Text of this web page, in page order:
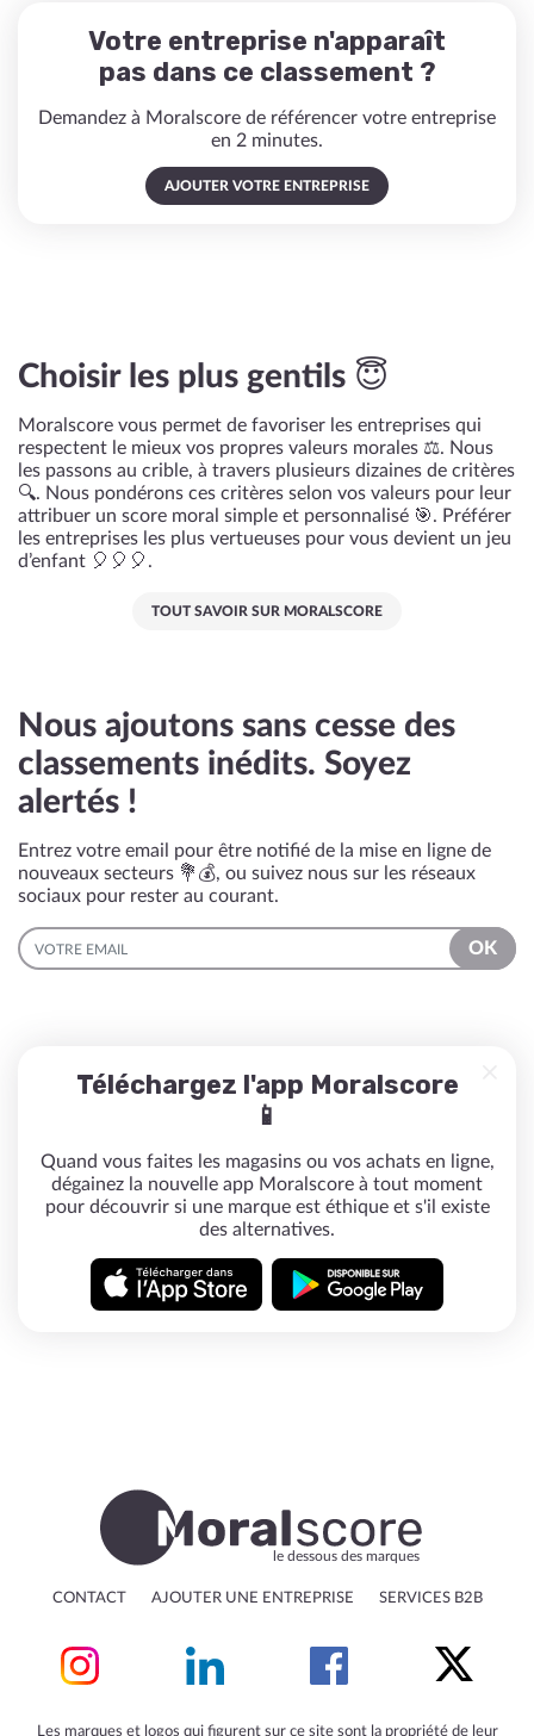
Votre entreprise n'apparaît
pas dans ce classement ?
Demandez à Moralscore de référencer votre entreprise
en 2 minutes.
AJOUTER VOTRE ENTREPRISE
Choisir les plus gentils 😇
Moralscore vous permet de favoriser les entreprises qui
respectent le mieux vos propres valeurs morales ⚖️. Nous
les passons au crible, à travers plusieurs dizaines de critères
🔍. Nous pondérons ces critères selon vos valeurs pour leur
attribuer un score moral simple et personnalisé 🎯. Préférer
les entreprises les plus vertueuses pour vous devient un jeu
d’enfant 🎈🎈🎈.
TOUT SAVOIR SUR MORALSCORE
Nous ajoutons sans cesse des
classements inédits. Soyez
alertés !
Entrez votre email pour être notifié de la mise en ligne de
nouveaux secteurs 💐💰, ou suivez nous sur les réseaux
sociaux pour rester au courant.
EMAIL
OK
Téléchargez l'app Moralscore
📱
Quand vous faites les magasins ou vos achats en ligne,
dégainez la nouvelle app Moralscore à tout moment
pour découvrir si une marque est éthique et s'il existe
des alternatives.
le dessous des marques
CONTACT AJOUTER UNE ENTREPRISE SERVICES B2B
Les marques et logos qui figurent sur ce site sont la propriété de leur